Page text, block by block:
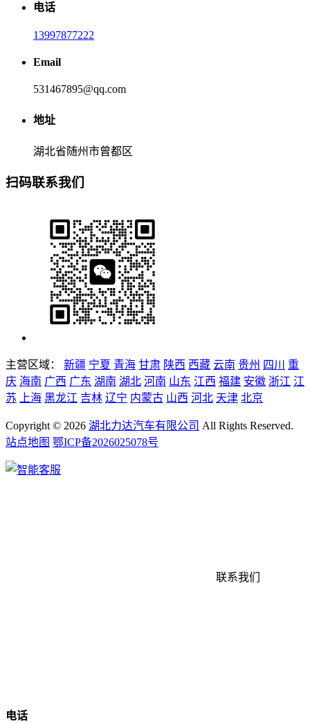
电话
13997877222
Email
531467895@qq.com
地址
湖北省随州市曾都区
扫码联系我们
主营区域： 新疆 宁夏 青海 甘肃 陕西 西藏 云南 贵州 四川
重
庆 海南 广西 广东 湖南 湖北 河南 山东 江西 福建 安徽 浙江 江
苏
上海 黑龙江 吉林 辽宁 内蒙古 山西 河北 天津 北京
Copyright © 2026 湖北力达汽车有限公司 All Rights Reserved.
站点地图 鄂ICP备2026025078号
联系我们
电话